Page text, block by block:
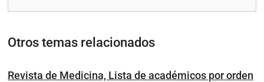
Otros temas relacionados
Revista de Medicina, Lista de académicos por orden